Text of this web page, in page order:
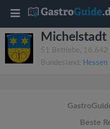
Michelstadt
51 Betriebe, 16.642
Bundesland: Hessen
Beste
T
o
g